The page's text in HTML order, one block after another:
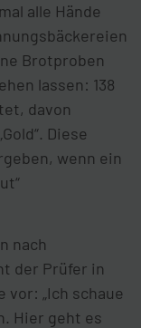
alle Hände
Brotproben
lassen: 138
davon
Diese
wenn ein
nach
der Prüfer in
„Ich schaue
Hier geht es